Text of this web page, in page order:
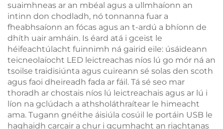
suaimhneas ar an mbéal agus a ullmhaíonn an
intinn don chodladh, nó tonnanna fuar a
fheabhsaíonn an fócas agus an t-ardú a bhíonn de
dhíth uair amháin. Is éard atá i gceist le
héifeachtúlacht fuinnimh ná gairid eile: úsáideann
teicneolaíocht LED leictreachas níos lú go mór ná an
tsoilse traidisiúnta agus cuireann sé solas den scoth
agus faoi dheireadh fada ar fáil. Tá sé seo mar
thoradh ar chostais níos lú leictreachais agus ar lú i
líon na gclúdach a athsholáthraítear le himeacht
ama. Tugann gnéithe áisiúla cosúil le portáin USB le
haghaidh carcair a chur i gcumhacht an riachtanas